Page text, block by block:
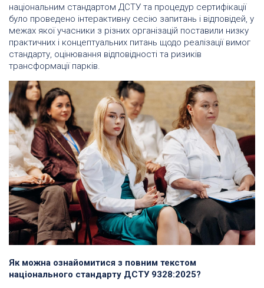
національним стандартом ДСТУ та процедур сертифікації
було проведено інтерактивну сесію запитань і відповідей, у
межах якої учасники з різних організацій поставили низку
практичних і концептуальних питань щодо реалізації вимог
стандарту, оцінювання відповідності та ризиків
трансформації парків.
Як можна ознайомитися з повним текстом
національного стандарту ДСТУ 9328:2025?